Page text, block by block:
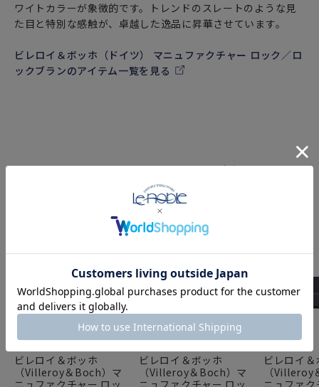
ワイトカラーが象徴的です。トレンドのスレートのような見
た目と特別な感触が、卓越した逸品に昇華させています。
ビレロイ＆ボッホ（ドイツ） マニュファクチャー ロック／ロ
ックブランのアイテム一覧を見る
SERIES PRODUCTS
マニュファクチャー ロック／ロックブラン 商品
ビレロイ＆ボッホ
（Villeroy＆Boch）マ
ニュファクチャー ロッ
ビレロイ＆ボッホ
（Villeroy＆Boch）マ
ニュファクチャー ロッ
ビレロイ
（
ニュファ